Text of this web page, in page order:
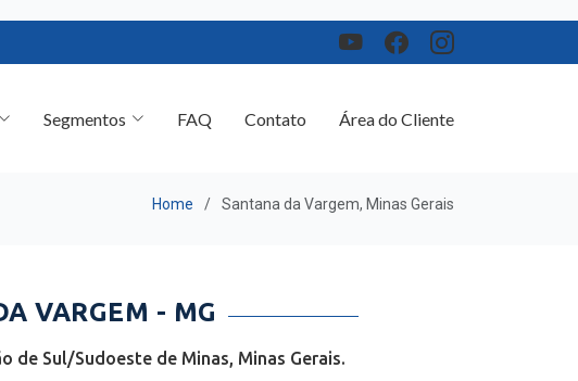
VARGEM - MG
Sul/Sudoeste de Minas, Minas Gerais.